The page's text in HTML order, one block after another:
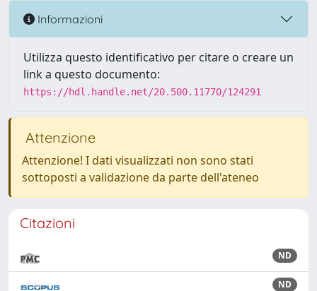
Informazioni
Utilizza questo identificativo per citare o creare un
link a questo documento:
https://hdl.handle.net/20.500.11770/124291
Attenzione
Attenzione! I dati visualizzati non sono stati
sottoposti a validazione da parte dell'ateneo
Citazioni
ND
ND